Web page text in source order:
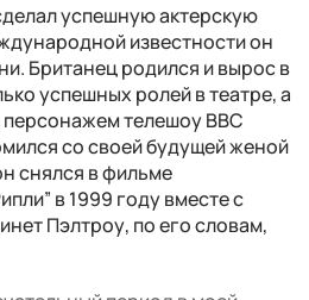
успешную актерскую
известности он
Британец родился и вырос в
успешных ролей в театре, а
телешоу BBC
со своей будущей женой
снялся в фильме
в 1999 году вместе с
Пэлтроу, по его словам,